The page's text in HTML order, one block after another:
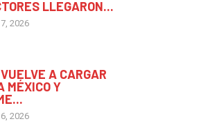
LLEGARON...
2026
A CARGAR
MÉXICO Y
2026